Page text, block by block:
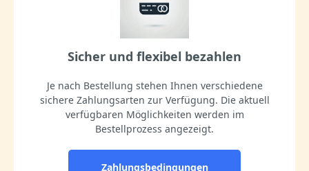
Sicher und flexibel bezahlen
Je nach Bestellung stehen Ihnen verschiedene
sichere Zahlungsarten zur Verfügung. Die aktuell
verfügbaren Möglichkeiten werden im
Bestellprozess angezeigt.
Zahlungsbedingungen